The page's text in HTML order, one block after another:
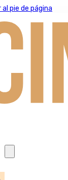
pie de página